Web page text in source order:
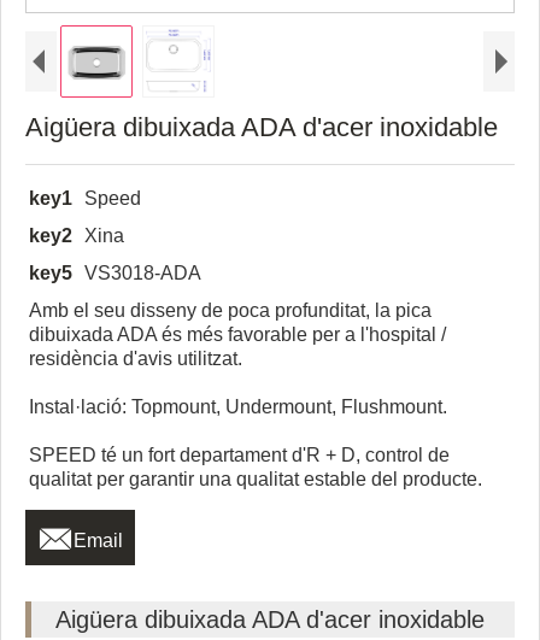
Aigüera dibuixada ADA d'acer inoxidable
key1
Speed
key2
Xina
key5 VS3018-ADA
Amb el seu disseny de poca profunditat, la pica
dibuixada ADA és més favorable per a l'hospital /
residència d'avis utilitzat.
Instal·lació: Topmount, Undermount, Flushmount.
SPEED té un fort departament d'R + D, control de
qualitat per garantir una qualitat estable del producte.
 Email
Aigüera dibuixada ADA d'acer inoxidable